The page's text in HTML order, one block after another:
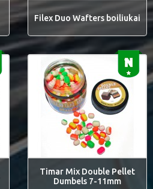
Filex Duo Wafters boiliukai
Timar Mix Double Pellet
Dumbels 7-11mm